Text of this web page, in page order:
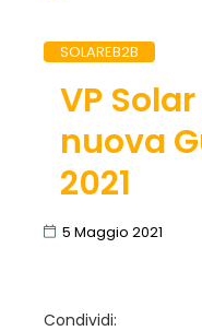
SOLAREB2B
VP
nuova
2021
5 Maggio 2021
Condividi: